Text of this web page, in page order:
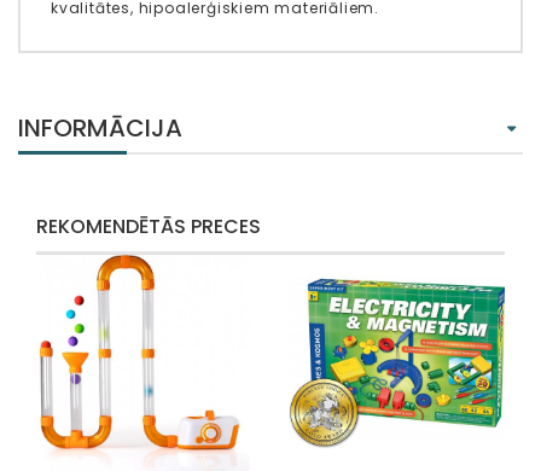
kvalitātes, hipoalerģiskiem materiāliem.
INFORMĀCIJA
REKOMENDĒTĀS PRECES